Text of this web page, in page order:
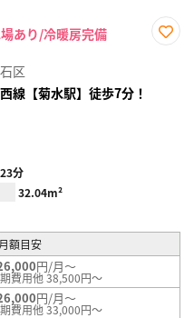
あり/冷暖房完備
区
線【菊水駅】徒歩7分！
分
32.04m²
月額目安
円/月～
費用他 38,500円～
円/月～
費用他 33,000円～